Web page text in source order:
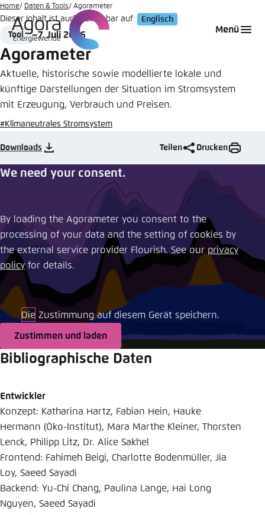
Zum
Hauptinhalt
gehen
Menü
Home Daten & Tools Agorameter
Dieser Inhalt ist auch verfügbar auf: Englisch
Format
Tool
Date
7. Juli 2026
Agorameter
Aktuelle, historische sowie modellierte lokale und
künftige Darstellungen der Situation im Stromsystem
mit Erzeugung, Verbrauch und Preisen.
#Klimaneutrales Stromsystem
Downloads Teilen Drucken
We need your consent.
By loading the Agorameter you consent to the
processing of your data and the setting of cookies by
the external service provider Flourish. See our ​ privacy
policyfor details.
Die Zustimmung auf diesem Gerät speichern.
Zustimmen und laden
Bibliographische Daten
Entwickler
Konzept: Katharina Hartz, Fabian Hein, Hauke
Hermann (Öko-Institut), Mara Marthe Kleiner, Thorsten
Lenck, Philipp Litz, Dr. Alice Sakhel
Frontend: Fahimeh Beigi, Charlotte Bodenmüller, Jia
Loy, Saeed Sayadi
Backend: Yu-Chi Chang, Paulina Lange, Hai Long
Nguyen, Saeed Sayadi
Login
Melden Sie sich an um ..., ... und ... zu verwalten.
Benutzername*
Passwort Passwort vergessen?
Anmelden
Noch kein Benutzerkonto?
Abbrechen
Sprache auswählen
Englisch
Agora Think Tanks
Erscheinungsbild der Webseite
Diese Webseite passt ihr Farbschema basierend
auf Ihren Einstellungen an. Wählen Sie aus,
welches Farbschema Sie für diese Webseite
verwenden möchten.
Hell
Automatisch
Einstellung für diese Webseite im Browser
speichern
Übernehmen